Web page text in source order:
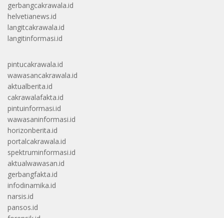
gerbangcakrawala.id
helvetianews.id
langitcakrawala.id
langitinformasi.id
pintucakrawala.id
wawasancakrawala.id
aktualberita.id
cakrawalafakta.id
pintuinformasi.id
wawasaninformasi.id
horizonberita.id
portalcakrawala.id
spektruminformasi.id
aktualwawasan.id
gerbangfakta.id
infodinamika.id
narsis.id
pansos.id